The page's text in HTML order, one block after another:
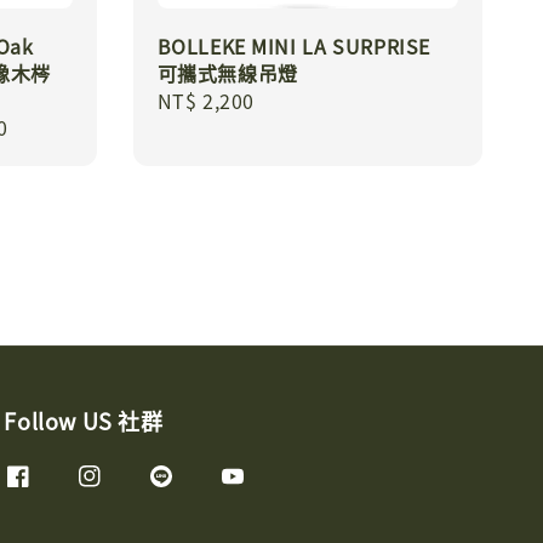
木梣
BOLLEKE MINI LA SURPRISE
可攜式無線吊燈
Regular
NT$ 2,200
Follow US 社群